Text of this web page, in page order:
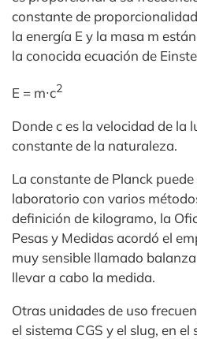
constante de
la energía E y la masa m
la conocida ecuación de
E = m∙c2
Donde c es la velocidad de la
constante de la naturaleza.
La constante de Planck puede
laboratorio con varios
definición de kilogramo, la
Pesas y Medidas acordó el
muy sensible llamado
llevar a cabo la medida.
Otras unidades de uso
el sistema CGS y el slug, en